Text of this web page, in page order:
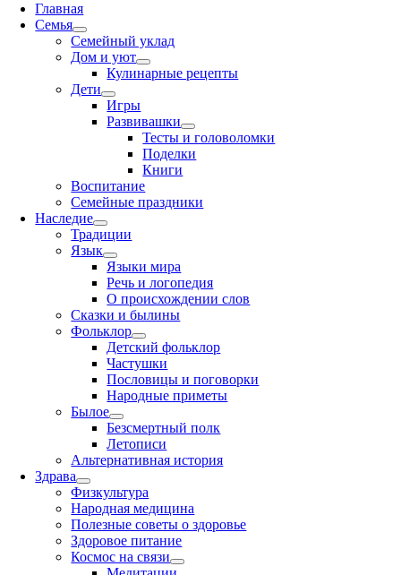
Главная
Семья
Семейный уклад
Дом и уют
Кулинарные рецепты
Дети
Игры
Развивашки
Тесты и головоломки
Поделки
Книги
Воспитание
Семейные праздники
Наследие
Традиции
Язык
Языки мира
Речь и логопедия
О происхождении слов
Сказки и былины
Фольклор
Детский фольклор
Частушки
Пословицы и поговорки
Народные приметы
Былое
Безсмертный полк
Летописи
Альтернативная история
Здрава
Физкультура
Народная медицина
Полезные советы о здоровье
Здоровое питание
Космос на связи